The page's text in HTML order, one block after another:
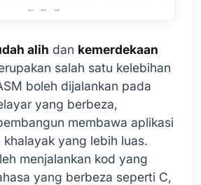
alih dan kemerdekaan
salah satu kelebihan
boleh dijalankan pada
yang berbeza,
membawa aplikasi
khalayak yang lebih luas.
menjalankan kod yang
yang berbeza seperti C,